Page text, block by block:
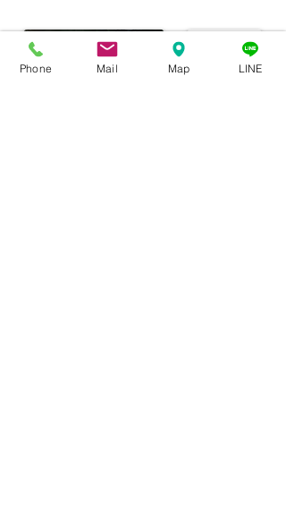
Phone Mail Map LINE